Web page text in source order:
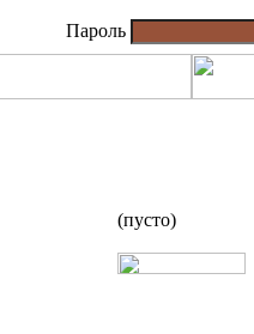
Пароль
(пусто)